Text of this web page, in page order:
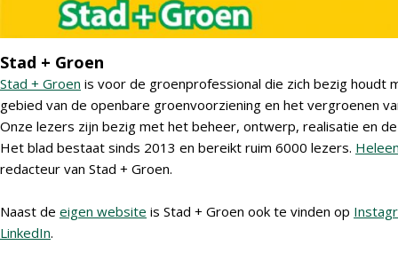
Stad + Groen
Stad + Groen is voor de groenprofessional die zich bezig houdt
gebied van de openbare groenvoorziening en het vergroenen
Onze lezers zijn bezig met het beheer, ontwerp, realisatie en
Het blad bestaat sinds 2013 en bereikt ruim 6000 lezers.
redacteur van Stad + Groen.
Naast de eigen website is Stad + Groen ook te vinden op
LinkedIn.